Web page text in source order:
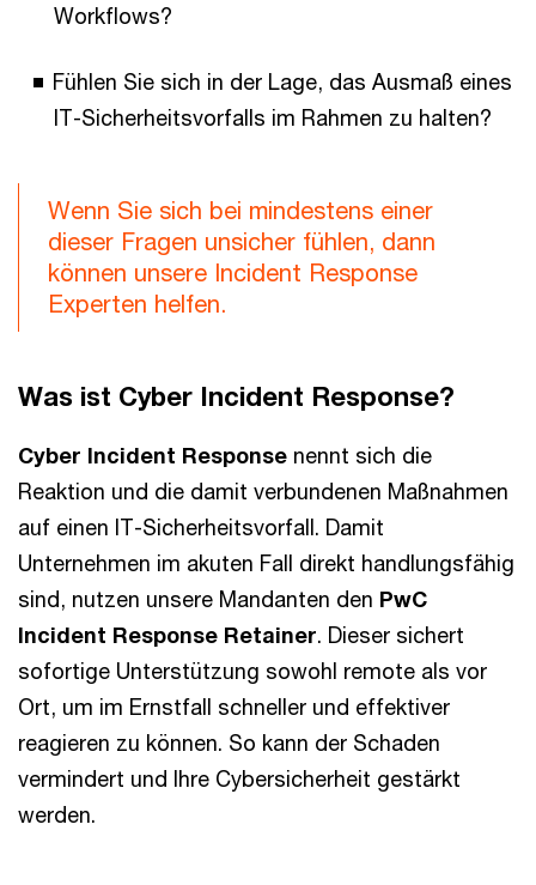
Workflows?
Fühlen Sie sich in der Lage, das Ausmaß eines
IT-Sicherheitsvorfalls im Rahmen zu halten?
Wenn Sie sich bei mindestens einer
dieser Fragen unsicher fühlen, dann
können unsere Incident Response
Experten helfen.
Was ist Cyber Incident Response?
Cyber Incident Response nennt sich die
Reaktion und die damit verbundenen Maßnahmen
auf einen IT-Sicherheitsvorfall. Damit
Unternehmen im akuten Fall direkt handlungsfähig
sind, nutzen unsere Mandanten den PwC
Incident Response Retainer. Dieser sichert
sofortige Unterstützung sowohl remote als vor
Ort, um im Ernstfall schneller und effektiver
reagieren zu können. So kann der Schaden
vermindert und Ihre Cybersicherheit gestärkt
werden.